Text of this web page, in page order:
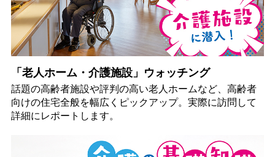
「老人ホーム・介護施設」ウォッチング
話題の高齢者施設や評判の高い老人ホームなど、高齢者
向けの住宅全般を幅広くピックアップ。実際に訪問して
詳細にレポートします。